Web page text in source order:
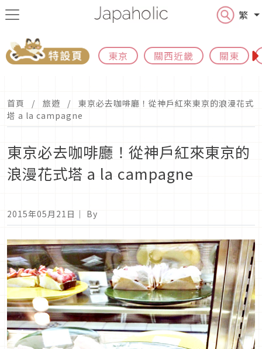
繁
東京 關西近畿 關東
首頁 旅遊
東京必去咖啡廳！從神戶紅來東京的浪漫花式
塔 a la campagne
東京必去咖啡廳！從神戶紅來東京的
浪漫花式塔 a la campagne
2015年05月21日 ｜ By